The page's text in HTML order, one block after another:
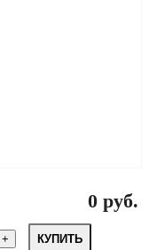
0 руб.
КУПИТЬ